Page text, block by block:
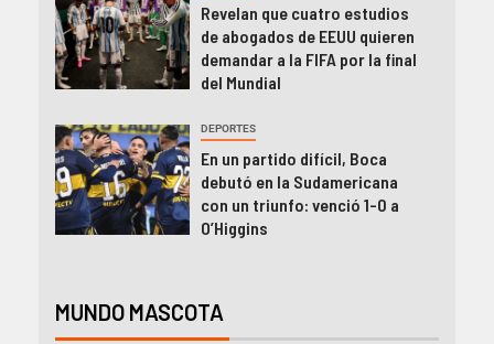
Revelan que cuatro estudios
de abogados de EEUU quieren
demandar a la FIFA por la final
del Mundial
DEPORTES
En un partido difícil, Boca
debutó en la Sudamericana
con un triunfo: venció 1-0 a
O’Higgins
MUNDO MASCOTA